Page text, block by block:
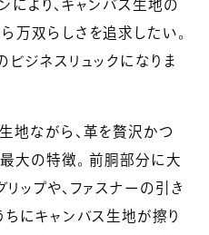
により、キャンバス生地の
万双らしさを追求したい。
ビジネスリュックになりま
地ながら、革を贅沢かつ
大の特徴。 前胴部分に大
ップや、ファスナーの引き
ちにキャンバス生地が擦り